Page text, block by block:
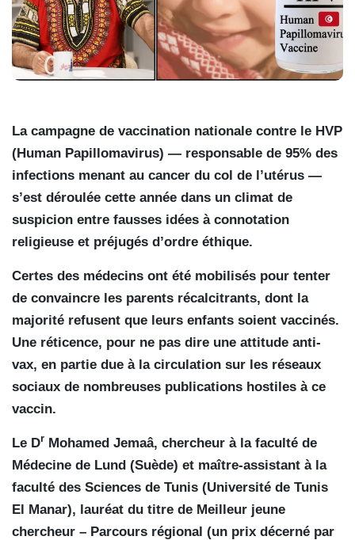
La campagne de vaccination nationale contre le HVP
(Human Papillomavirus) — responsable de 95% des
infections menant au cancer du col de l’utérus —
s’est déroulée cette année dans un climat de
suspicion entre fausses idées à connotation
religieuse et préjugés d’ordre éthique.
Certes des médecins ont été mobilisés pour tenter
de convaincre les parents récalcitrants, dont la
majorité refusent que leurs enfants soient vaccinés.
Une réticence, pour ne pas dire une attitude anti-
vax, en partie due à la circulation sur les réseaux
sociaux de nombreuses publications hostiles à ce
vaccin.
Le Dr Mohamed Jemaâ, chercheur à la faculté de
Médecine de Lund (Suède) et maître-assistant à la
faculté des Sciences de Tunis (Université de Tunis
El Manar), lauréat du titre de Meilleur jeune
chercheur – Parcours régional (un prix décerné par